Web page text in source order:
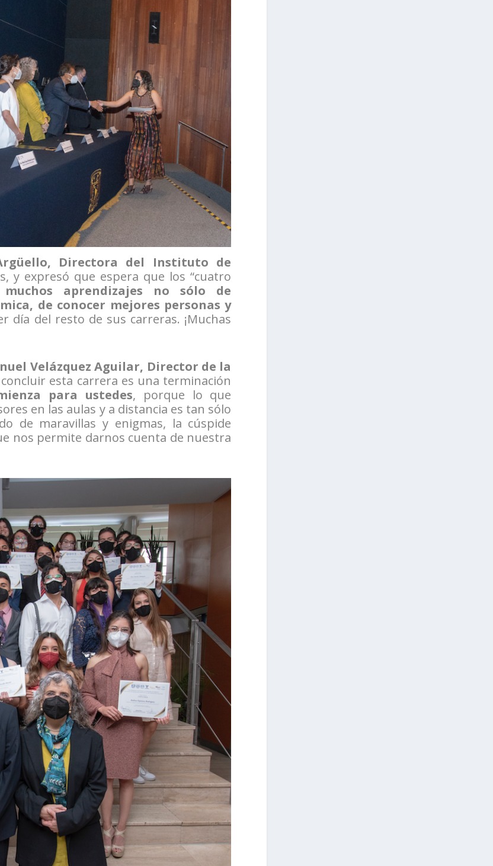
Directora del Instituto de
y expresó que espera que los “cuatro
muchos aprendizajes no sólo de
de conocer mejores personas y
día del resto de sus carreras. ¡Muchas
Velázquez Aguilar, Director de la
esta carrera es una terminación
para ustedes, porque lo que
en las aulas y a distancia es tan sólo
de maravillas y enigmas, la cúspide
nos permite darnos cuenta de nuestra